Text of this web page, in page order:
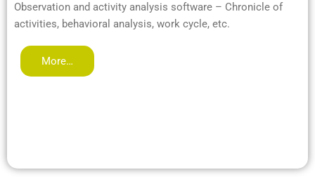
Observation and activity analysis software – Chronicle of
activities, behavioral analysis, work cycle, etc.
More…